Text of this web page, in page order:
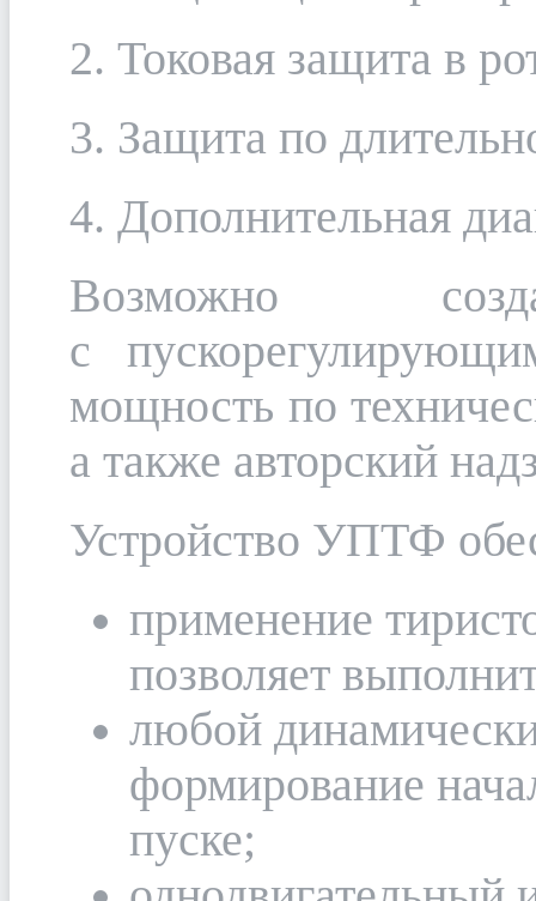
2. Токовая защита в
3. Защита по
4. Дополнительная
Возможно
с
мощность по
а также авторский
Устройство УПТФ
применение
позволяет
любой
формирование
пуске;